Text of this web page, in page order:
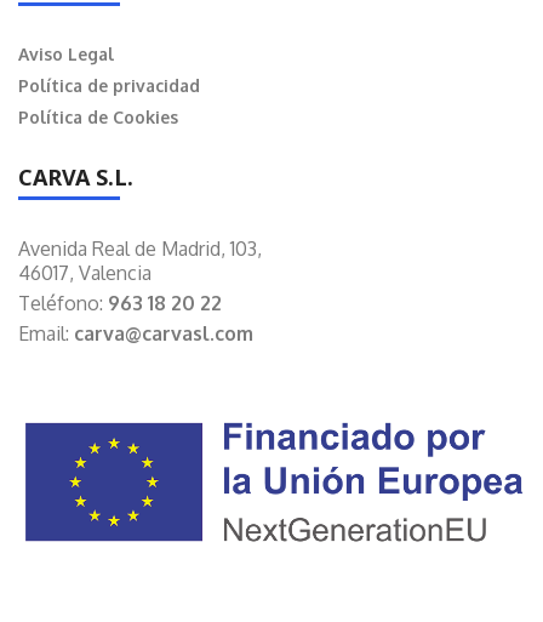
Aviso Legal
Política de privacidad
Política de Cookies
CARVA S.L.
Avenida Real de Madrid, 103,
46017, Valencia
Teléfono: 963 18 20 22
Email: carva@carvasl.com